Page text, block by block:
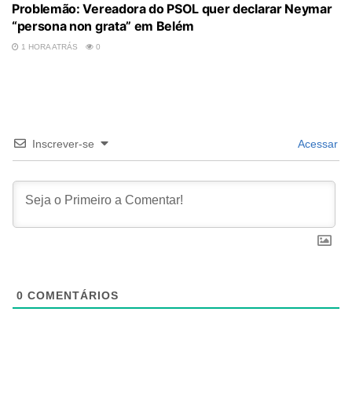
Problemão: Vereadora do PSOL quer declarar Neymar
“persona non grata” em Belém
1 HORA ATRÁS 0
Inscrever-se Acessar
0 COMENTÁRIOS